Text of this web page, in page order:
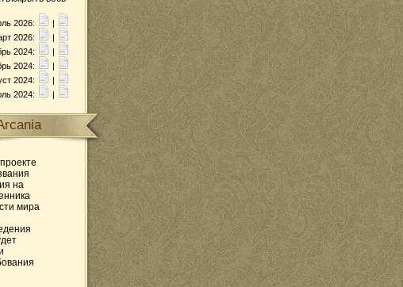
2026:
|
2026:
|
2024:
|
2024:
|
2024:
|
2024:
|
на
мира